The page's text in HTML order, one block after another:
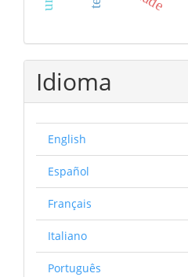
Idioma
English
Español
Français
Italiano
Português